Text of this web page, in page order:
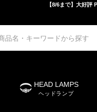
【8/6まで】大好評
HEAD LAMPS
ヘッドランプ